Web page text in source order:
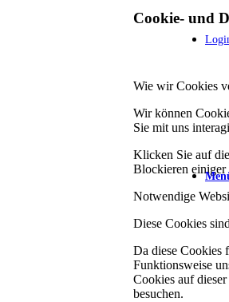
Cookie- und
Wie wir Cookies
Wir können
Sie mit uns
Klicken Sie auf
Blockieren einiger
Notwendige
Diese Cookies
Da diese Cookies
Funktionsweise
Cookies auf
besuchen.